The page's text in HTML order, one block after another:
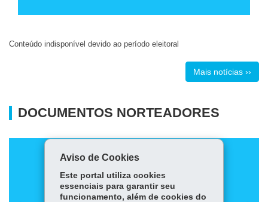
Conteúdo indisponível devido ao período eleitoral
Mais notícias ››
DOCUMENTOS NORTEADORES
Aviso de Cookies
Este portal utiliza cookies
essenciais para garantir seu
funcionamento, além de cookies do